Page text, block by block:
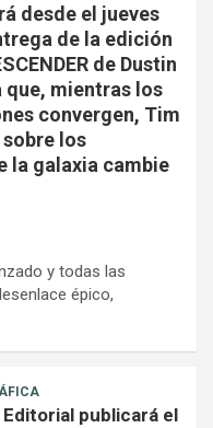
desde el jueves
de la edición
de Dustin
que, mientras los
convergen, Tim
los
la galaxia cambie
y todas las
épico,
publicará el